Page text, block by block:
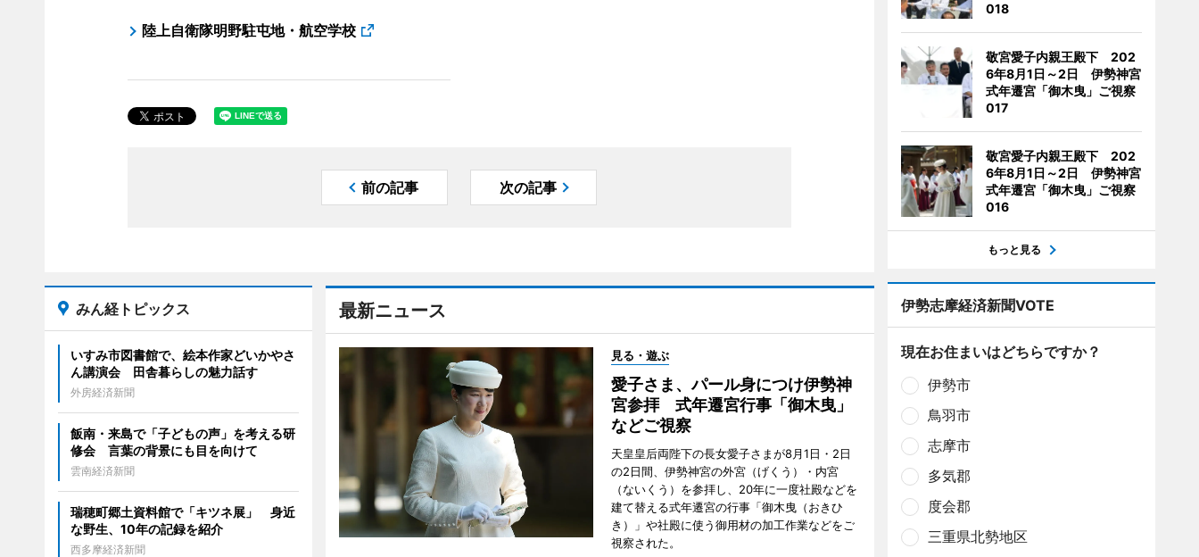
陸上自衛隊明野駐屯地・航空学校
前の記事 次の記事
最新ニュース
見る・遊ぶ
愛子さま、パール身につけ伊勢神
宮参拝 式年遷宮行事「御木曳」
などご視察
天皇皇后両陛下の長女愛子さまが8月1日・2日
の2日間、伊勢神宮の外宮（げくう）・内宮
（ないくう）を参拝し、20年に一度社殿などを
建て替える式年遷宮の行事「御木曳（おきひ
き）」や社殿に使う御用材の加工作業などをご
視察された。
みん経トピックス
いすみ市図書館で、絵本作家どいかやさ
ん講演会 田舎暮らしの魅力話す
外房経済新聞
飯南・来島で「子どもの声」を考える研
修会 言葉の背景にも目を向けて
雲南経済新聞
瑞穂町郷土資料館で「キツネ展」 身近
な野生、10年の記録を紹介
西多摩経済新聞
018
敬宮愛子内親王殿下 202
6年8月1日～2日 伊勢神宮
式年遷宮「御木曳」ご視察
017
敬宮愛子内親王殿下 202
6年8月1日～2日 伊勢神宮
式年遷宮「御木曳」ご視察
016
もっと見る
伊勢志摩経済新聞VOTE
現在お住まいはどちらですか？
伊勢市
鳥羽市
志摩市
多気郡
度会郡
三重県北勢地区